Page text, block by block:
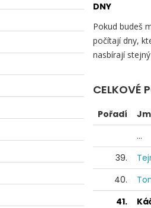
DNY
Pokud budeš
počítají dny,
nasbírají
CELKOVÉ
Pořadí
...
39.
40.
41.